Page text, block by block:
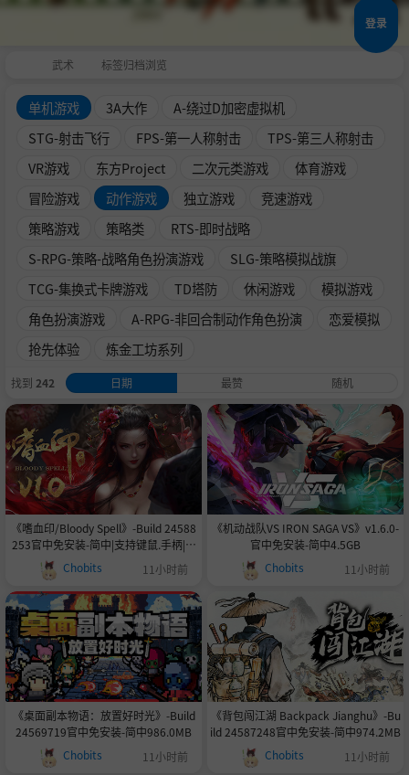
登录
武术 标签归档浏览
单机游戏 3A大作
A-绕过D加密虚拟机
STG-射击飞行
FPS-第一人称射击
TPS-第三人称射击
VR游戏
东方Project 二次元类游戏
体育游戏
冒险游戏
动作游戏 独立游戏
竞速游戏
策略游戏
策略类
RTS-即时战略
S-RPG-策略-战略角色扮演游戏
SLG-策略模拟战旗
TCG-集换式卡牌游戏
TD塔防 休闲游戏
模拟游戏
角色扮演游戏
A-RPG-非回合制动作角色扮演
恋爱模拟
抢先体验
炼金工坊系列
找到 242 日期 最赞 随机
《嗜血印/Bloody Spell》-Build 24588
253官中免安装-简中|支持键鼠.手柄|赠
多项修改器|赠MOD|容量31.3GB
Chobits 11小时前
《机动战队VS IRON SAGA VS》v1.6.0-
官中免安装-简中4.5GB
Chobits
11小时前
《桌面副本物语：放置好时光》-Build
24569719官中免安装-简中986.0MB
Chobits
11小时前
《背包闯江湖 Backpack Jianghu》-Bu
ild 24587248官中免安装-简中974.2MB
Chobits
11小时前